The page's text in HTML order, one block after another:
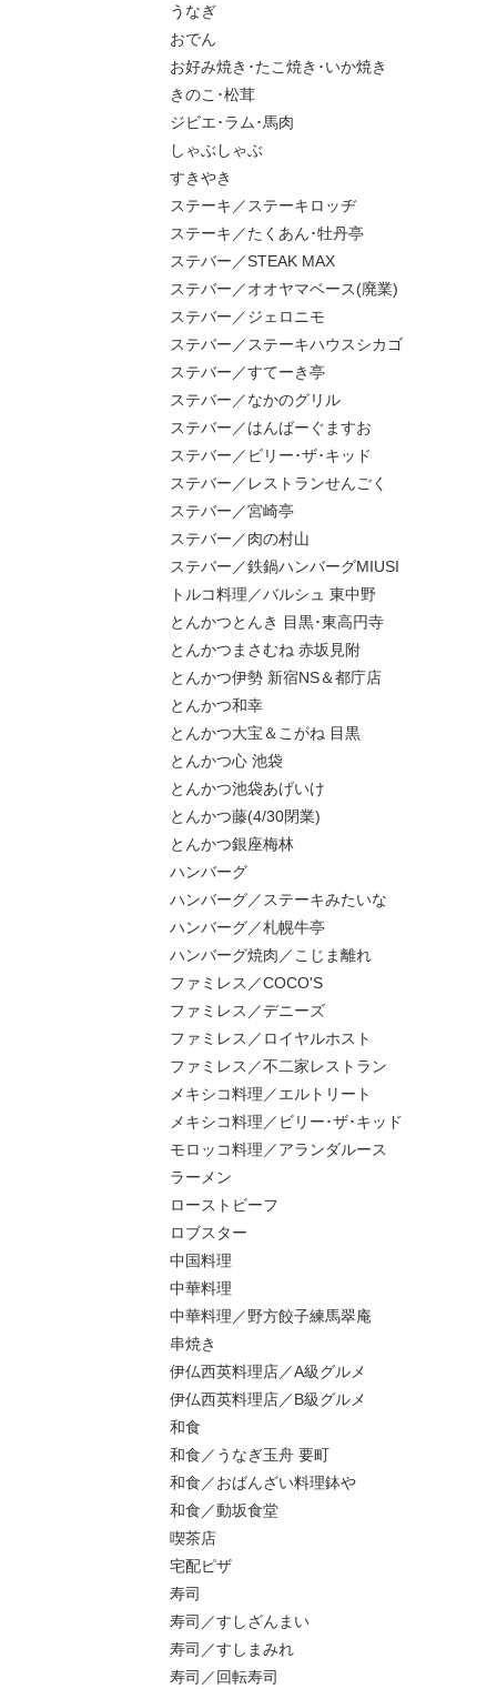
うなぎ
おでん
お好み焼き･たこ焼き･いか焼き
きのこ･松茸
ジビエ･ラム･馬肉
しゃぶしゃぶ
すきやき
ステーキ／ステーキロッヂ
ステーキ／たくあん･牡丹亭
ステバー／STEAK MAX
ステバー／オオヤマベース(廃業)
ステバー／ジェロニモ
ステバー／ステーキハウスシカゴ
ステバー／すてーき亭
ステバー／なかのグリル
ステバー／はんばーぐますお
ステバー／ビリー･ザ･キッド
ステバー／レストランせんごく
ステバー／宮崎亭
ステバー／肉の村山
ステバー／鉄鍋ハンバーグMIUSI
トルコ料理／バルシュ 東中野
とんかつとんき 目黒･東高円寺
とんかつまさむね 赤坂見附
とんかつ伊勢 新宿NS＆都庁店
とんかつ和幸
とんかつ大宝＆こがね 目黒
とんかつ心 池袋
とんかつ池袋あげいけ
とんかつ藤(4/30閉業)
とんかつ銀座梅林
ハンバーグ
ハンバーグ／ステーキみたいな
ハンバーグ／札幌牛亭
ハンバーグ焼肉／こじま離れ
ファミレス／COCO'S
ファミレス／デニーズ
ファミレス／ロイヤルホスト
ファミレス／不二家レストラン
メキシコ料理／エルトリート
メキシコ料理／ビリー･ザ･キッド
モロッコ料理／アランダルース
ラーメン
ローストビーフ
ロブスター
中国料理
中華料理
中華料理／野方餃子練馬翠庵
串焼き
伊仏西英料理店／A級グルメ
伊仏西英料理店／B級グルメ
和食
和食／うなぎ玉舟 要町
和食／おばんざい料理鉢や
和食／動坂食堂
喫茶店
宅配ピザ
寿司
寿司／すしざんまい
寿司／すしまみれ
寿司／回転寿司